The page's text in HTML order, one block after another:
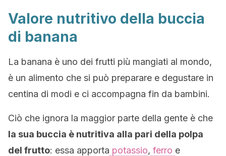
Valore nutritivo della buccia
di banana
La banana è uno dei frutti più mangiati al mondo,
è un alimento che si può preparare e degustare in
centina di modi e ci accompagna fin da bambini.
Ciò che ignora la maggior parte della gente è che
la sua buccia è nutritiva alla pari della polpa
del frutto: essa apporta potassio, ferro e